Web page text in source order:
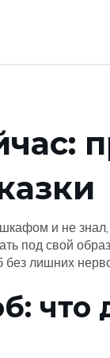
и не
под свой
без лишних